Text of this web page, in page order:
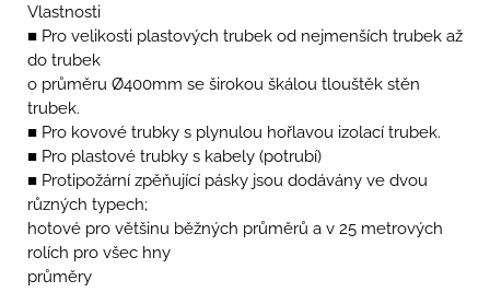
Vlastnosti
■ Pro velikosti plastových trubek od nejmenších trubek až
do trubek
o průměru Ø400mm se širokou škálou tlouštěk stěn
trubek.
■ Pro kovové trubky s plynulou hořlavou izolací trubek.
■ Pro plastové trubky s kabely (potrubí)
■ Protipožární zpěňující pásky jsou dodávány ve dvou
různých typech;
hotové pro většinu běžných průměrů a v 25 metrových
rolích pro všec hny
průměry